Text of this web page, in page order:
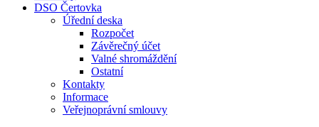
DSO Čertovka
Úřední deska
Rozpočet
Závěrečný účet
Valné shromáždění
Ostatní
Kontakty
Informace
Veřejnoprávní smlouvy